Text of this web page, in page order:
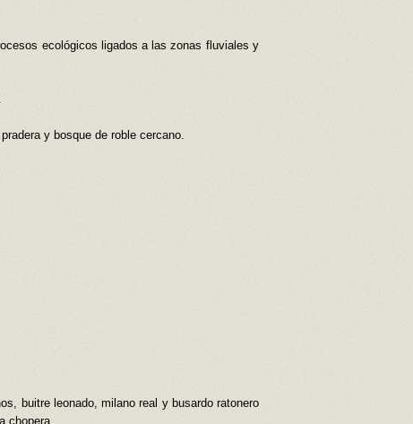
ecológicos ligados a las zonas fluviales y
y bosque de roble cercano.
buitre leonado, milano real y busardo ratonero
chopera.